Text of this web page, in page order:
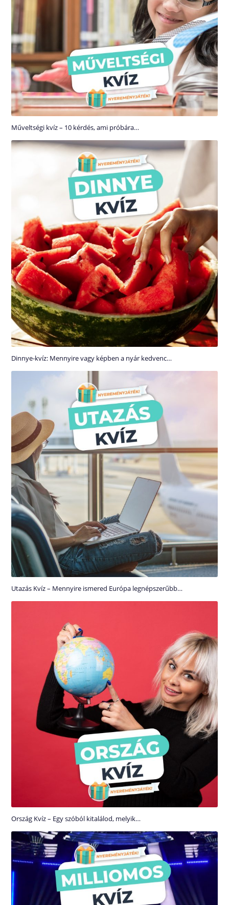
Műveltségi kvíz – 10 kérdés, ami próbára…
Dinnye-kvíz: Mennyire vagy képben a nyár kedvenc…
Utazás Kvíz – Mennyire ismered Európa legnépszerűbb…
Ország Kvíz – Egy szóból kitalálod, melyik…